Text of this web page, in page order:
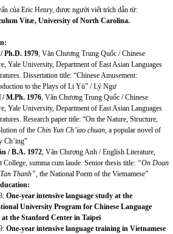
của Eric Henry, được người viết trích dẫn từ:
Vitæ, University of North Carolina.
Ph.D. 1979, Văn Chương Trung Quốc / Chinese
Yale University, Department of East Asian Languages
Dissertation title: “Chinese Amusement:
to the Plays of Li Yü” / Lý Ngư
/M.Ph. 1976, Văn Chương Trung Quốc / Chinese
Yale University, Department of East Asian Languages
Research paper title: “On the Nature, Structure,
of the Chin Yun Ch’iao chuan, a popular novel of
Ch’ing”
/B.A. 1972, Văn Chương Anh / English Literature,
College, summa cum laude. Senior thesis title: “On Doan
Thanh”, the National Poem of the Vietnamese”
One-year intensive language study at the
University Program for Chinese Language
at the Stanford Center in Taipei
One-year intensive language training in Vietnamese